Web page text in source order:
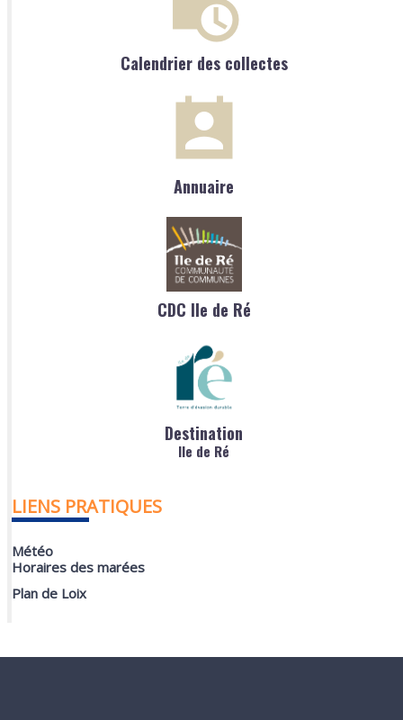
Calendrier des collectes
Annuaire
CDC Ile de Ré
Destination
Ile de Ré
LIENS PRATIQUES
Météo
Horaires des marées
Plan de Loix